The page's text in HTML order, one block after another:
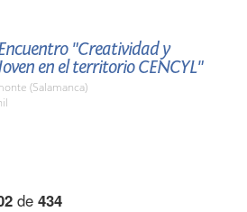
"Creatividad y
en el territorio CENCYL"
(Salamanca)
de 434